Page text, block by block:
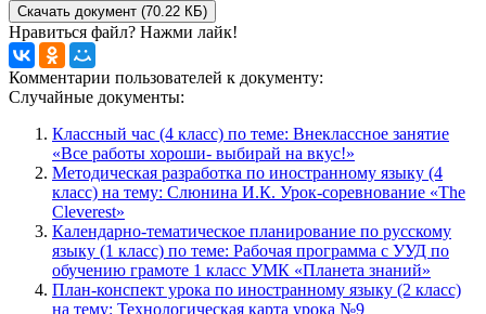
Скачать документ (70.22 КБ)
Нравиться файл? Нажми лайк!
Комментарии пользователей к документу:
Случайные документы:
Классный час (4 класс) по теме: Внеклассное занятие
«Все работы хороши- выбирай на вкус!»
Методическая разработка по иностранному языку (4
класс) на тему: Слюнина И.К. Урок-соревнование «The
Cleverest»
Календарно-тематическое планирование по русскому
языку (1 класс) по теме: Рабочая программа с УУД по
обучению грамоте 1 класс УМК «Планета знаний»
План-конспект урока по иностранному языку (2 класс)
на тему: Технологическая карта урока №9